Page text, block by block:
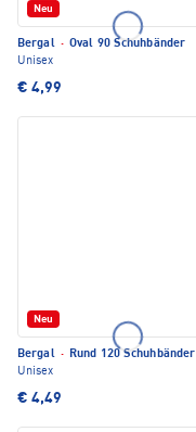
Neu
Bergal · Oval 90 Schuhbänder
Unisex
€ 4,99
Neu
Bergal · Rund 120 Schuhbänder
Unisex
€ 4,49